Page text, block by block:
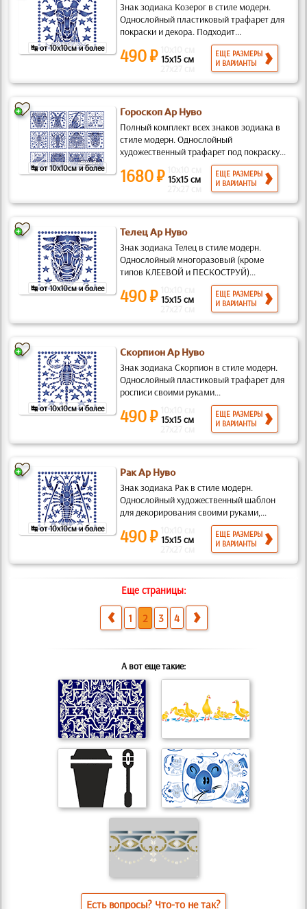
↹ от 10x10см и более
Знак зодиака Козерог в стиле модерн.
Однослойный пластиковый трафарет для
покраски и декора. Подходит...
490 ₽ 15x15 см
ЕЩЕ РАЗМЕРЫ
И ВАРИАНТЫ
↹ от 10x10см и более
Гороскоп Ар Нуво
Полный комплект всех знаков зодиака в
стиле модерн. Однослойный
художественный трафарет под покраску...
1680 ₽ 15x15 см
ЕЩЕ РАЗМЕРЫ
И ВАРИАНТЫ
↹ от 10x10см и более
Телец Ар Нуво
Знак зодиака Телец в стиле модерн.
Однослойный многоразовый (кроме
типов КЛЕЕВОЙ и ПЕСКОСТРУЙ)...
490 ₽ 15x15 см
ЕЩЕ РАЗМЕРЫ
И ВАРИАНТЫ
↹ от 10x10см и более
Скорпион Ар Нуво
Знак зодиака Скорпион в стиле модерн.
Однослойный пластиковый трафарет для
росписи своими руками...
490 ₽ 15x15 см
ЕЩЕ РАЗМЕРЫ
И ВАРИАНТЫ
↹ от 10x10см и более
Рак Ар Нуво
Знак зодиака Рак в стиле модерн.
Однослойный художественный шаблон
для декорирования своими руками,...
490 ₽ 15x15 см
ЕЩЕ РАЗМЕРЫ
И ВАРИАНТЫ
Еще страницы:
1 2 3 4
А вот еще такие:
Есть вопросы? Что-то не так?